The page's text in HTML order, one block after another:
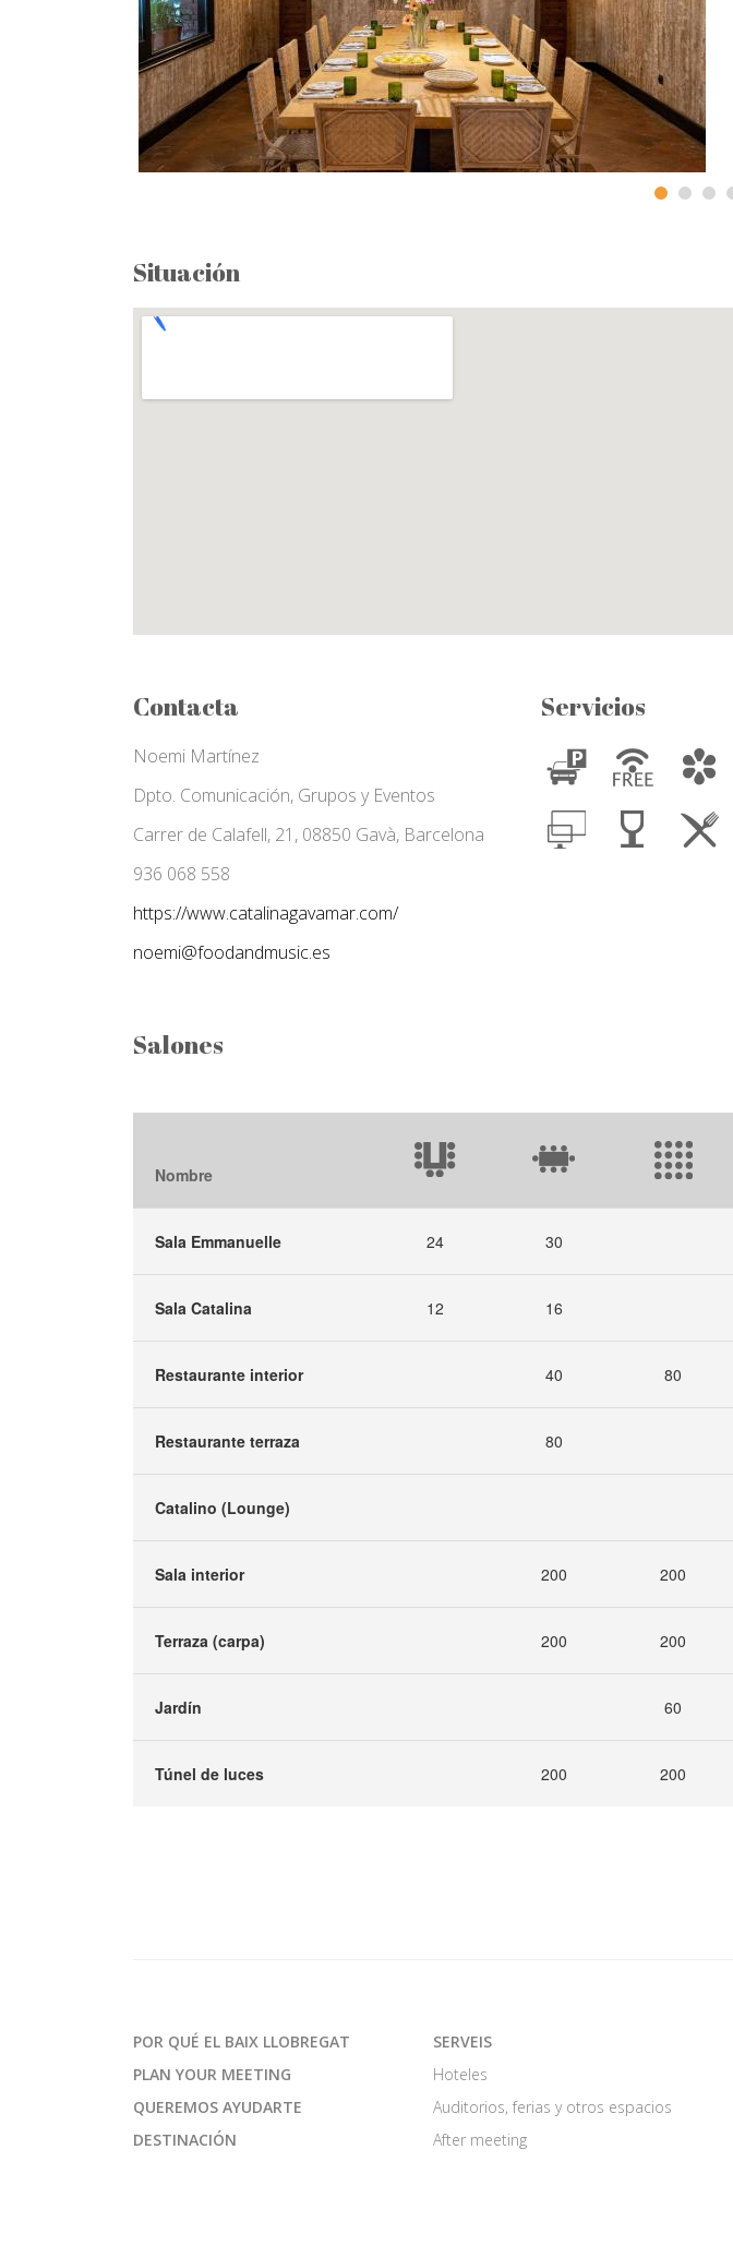
Situación
Contacta
Noemi Martínez
Dpto. Comunicación, Grupos y Eventos
Carrer de Calafell, 21, 08850 Gavà, Barcelona
936 068 558
https://www.catalinagavamar.com/
noemi@foodandmusic.es
Servicios
Salones
Nombre
Sala Emmanuelle 24 30
Sala Catalina 12 16
Restaurante interior 40 80
Restaurante terraza 80
Catalino (Lounge)
Sala interior 200 200
Terraza (carpa) 200 200
Jardín 60
Túnel de luces 200 200
POR QUÉ EL BAIX LLOBREGAT
PLAN YOUR MEETING
QUEREMOS AYUDARTE
DESTINACIÓN
SERVEIS
Hoteles
Auditorios, ferias y otros espacios
After meeting